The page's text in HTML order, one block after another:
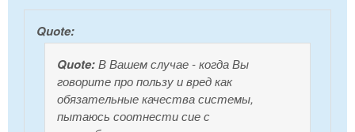
Quote:
Quote:В Вашем случае - когда Вы
говорите про пользу и вред как
обязательные качества системы,
пытаюсь соотнести сие с